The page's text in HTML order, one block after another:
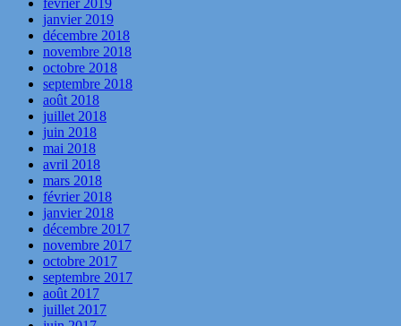
janvier 2019
décembre 2018
novembre 2018
octobre 2018
septembre 2018
août 2018
juillet 2018
juin 2018
mai 2018
avril 2018
mars 2018
février 2018
janvier 2018
décembre 2017
novembre 2017
octobre 2017
septembre 2017
août 2017
juillet 2017